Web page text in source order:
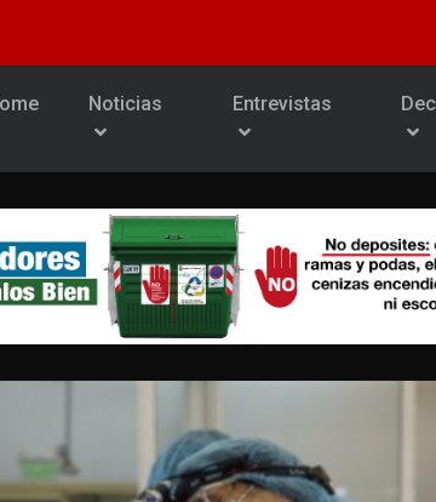
Noticias Entrevistas